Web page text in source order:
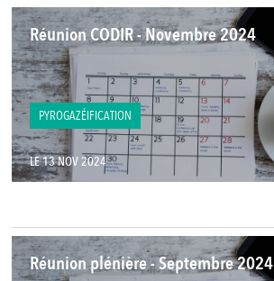
Réunion CODIR - Novembre 2024
PYROGAZÉIFICATION
LE 13 NOV 2024
Réunion plénière - Septembre 2024